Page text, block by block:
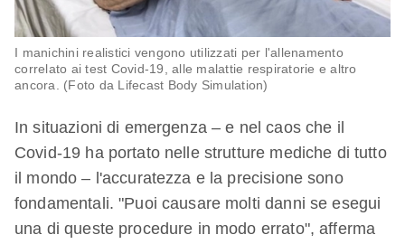
I manichini realistici vengono utilizzati per l'allenamento
correlato ai test Covid-19, alle malattie respiratorie e altro
ancora. (Foto da Lifecast Body Simulation)
In situazioni di emergenza – e nel caos che il
Covid-19 ha portato nelle strutture mediche di tutto
il mondo – l'accuratezza e la precisione sono
fondamentali. "Puoi causare molti danni se esegui
una di queste procedure in modo errato", afferma